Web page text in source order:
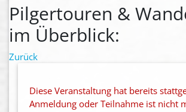
Pilgertouren &
im Überblick:
Zurück
Diese Veranstaltung hat bereits
Anmeldung oder Teilnahme ist nicht